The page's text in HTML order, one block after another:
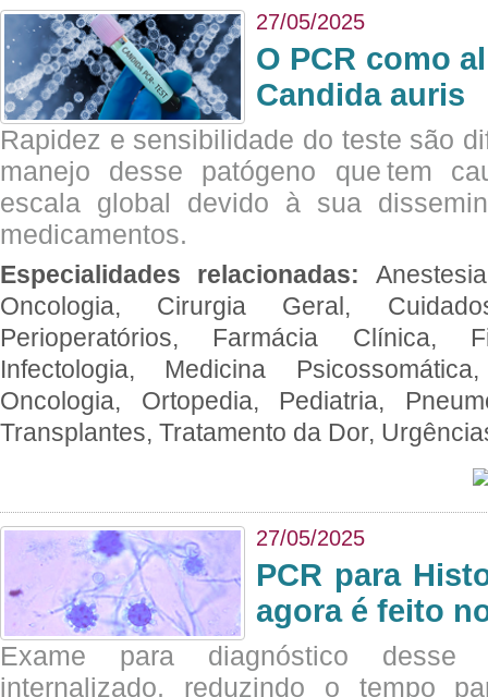
27/05/2025
O PCR como
Candida auris
Rapidez e sensibilidade do teste são
manejo desse patógeno que tem
escala global devido à sua
medicamentos.
Especialidades relacionadas:
Oncologia, Cirurgia Geral,
Perioperatórios, Farmácia Clínica,
Infectologia, Medicina
Oncologia, Ortopedia, Pediatria,
Transplantes, Tratamento da Dor,
27/05/2025
PCR para
agora é feito
Exame para diagnóstico desse
internalizado, reduzindo o tempo